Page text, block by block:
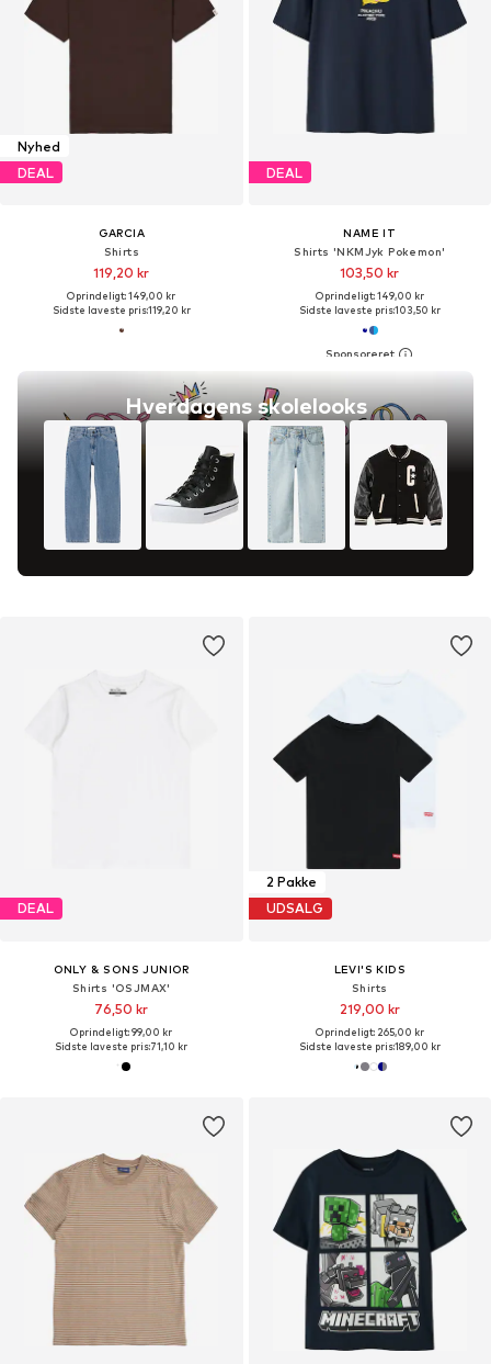
Nyhed
DEAL
GARCIA
Shirts
119,20 kr
Oprindeligt: 149,00 kr
Sidste laveste pris:119,20 kr
DEAL
NAME IT
Shirts 'NKMJyk Pokemon'
103,50 kr
Oprindeligt: 149,00 kr
Sidste laveste pris:103,50 kr
Hverdagens skolelooks
DEAL
ONLY & SONS JUNIOR
Shirts 'OSJMAX'
76,50 kr
Oprindeligt: 99,00 kr
Sidste laveste pris:71,10 kr
2 Pakke
UDSALG
LEVI'S KIDS
Shirts
219,00 kr
Oprindeligt: 265,00 kr
Sidste laveste pris:189,00 kr